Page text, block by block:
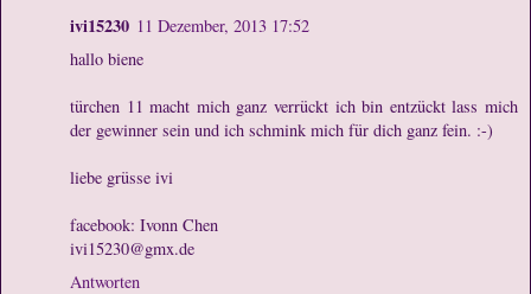
ivi15230 11 Dezember, 2013 17:52
hallo biene
türchen 11 macht mich ganz verrückt ich bin entzückt lass mich
der gewinner sein und ich schmink mich für dich ganz fein. :-)
liebe grüsse ivi
facebook: Ivonn Chen
ivi15230@gmx.de
Antworten